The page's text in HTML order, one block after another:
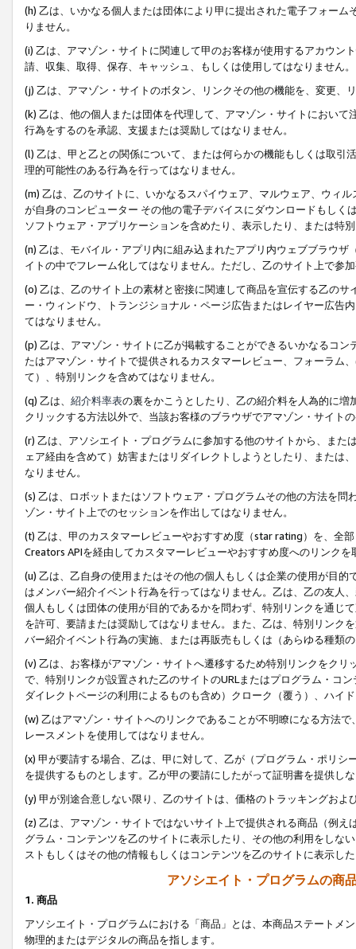
(h) 乙は、いかなる個人または団体により甲に提出された電子フォー
りません。
(i) 乙は、アマゾン・サイトに関連して甲のお客様が使用するアカウン
請、収集、取得、保存、キャッシュ、もしくは使用してはなりません。
(j) 乙は、アマゾン・サイトのボタン、リンクその他の機能を、変更、
(k) 乙は、他の個人または団体を代理して、アマゾン・サイトにおい
行為をするのを承認、支援または奨励してはなりません。
(l) 乙は、甲と乙との関係について、または何らかの機能もしくは取
理的可能性のある行為を行ってはなりません。
(m) 乙は、乙のサイトに、いかなるスパイウェア、マルウェア、ウィ
が自身のコンピューター その他の電子デバイスにダウンロードもし
ソフトウェア・アプリケーションを含めたり、表示したり、または特
(n) 乙は、モバイル・アプリ内に組み込まれたアプリ内ウェブブラウ
イトの中でフレーム化してはなりません。ただし、乙のサイト上で参
(o) 乙は、乙のサイト上の素材と密接に関連して商品を宣伝する乙の
ー・ウィンドウ、トランジショナル・ページ広告またはレイヤー広告
てはなりません。
(p) 乙は、アマゾン・サイトに乙が掲載することができるいかなるコ
たはアマゾン・サイトで提供されるカスタマーレビュー、フォーラム
て）、特別リンクを含めてはなりません。
(q) 乙は、 紹介料率表の裏をかこうとしたり、乙の紹介料を人為的に
クリックする方法以外で、当該お客様のブラウザでアマゾン・サイト
(r) 乙は、アソシエイト・プログラムに参加する他のサイトから、ま
ェア経由を含めて）妨害またはリダイレクトしようとしたり、または
なりません。
(s) 乙は、ロボットまたはソフトウェア・プログラムその他の方法を
ゾン・サイト上でのセッションを作出してはなりません。
(t) 乙は、甲のカスタマーレビューやおすすめ度（star rating）を、全
Creators APIを経由してカスタマーレビューやおすすめ度へのリンクを
(u) 乙は、乙自身の使用またはその他の個人もしくは企業の使用が目
はメンバー紹介イベント行為を行ってはなりません。乙は、乙の友人
個人もしくは団体の使用が目的であるかを問わず、特別リンクを通じ
を許可、要請または奨励してはなりません。また、乙は、特別リンク
バー紹介イベント行為の実施、または再販売もしくは（あらゆる種類
(v) 乙は、お客様がアマゾン・サイトへ遷移するため特別リンクをク
で、特別リンクが設置された乙のサイトのURLまたはプログラム・コ
ダイレクトページの利用によるものも含め）クローク（覆う）、ハイ
(w) 乙はアマゾン・サイトへのリンクであることが不明瞭になる方法
レースメントを使用してはなりません。
(x) 甲が要請する場合、乙は、甲に対して、乙が（プログラム・ポリ
を提供するものとします。乙が甲の要請にしたがって証明書を提供し
(y) 甲が別途合意しない限り、乙のサイトは、価格のトラッキングお
(z) 乙は、アマゾン・サイトではないサイト上で提供される商品（例
グラム・コンテンツを乙のサイトに表示したり、その他の利用をしな
ストもしくはその他の情報もしくはコンテンツを乙のサイトに表示し
アソシエイト・プログラムの商
1. 商品
アソシエイト・プログラムにおける「商品」とは、本商品ステートメ
物理的またはデジタルの商品を指します。